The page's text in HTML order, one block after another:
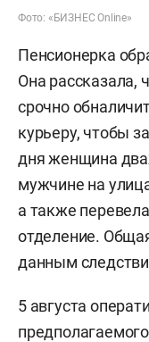
Фото: «БИЗНЕС Online»
Пенсионерка
Она рассказала,
срочно
курьеру, чтобы
дня женщина
мужчине на
а также
отделение.
данным
5 августа